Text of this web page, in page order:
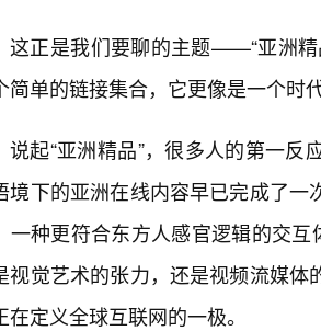
这正是我们要聊的主题——“亚洲精
简单的链接集合，它更像是一个时
说起“亚洲精品”，很多人的第一
境下的亚洲在线内容早已完成了
一种更符合东方人感官逻辑的交
视觉艺术的张力，还是视频流媒
在定义全球互联网的一极。